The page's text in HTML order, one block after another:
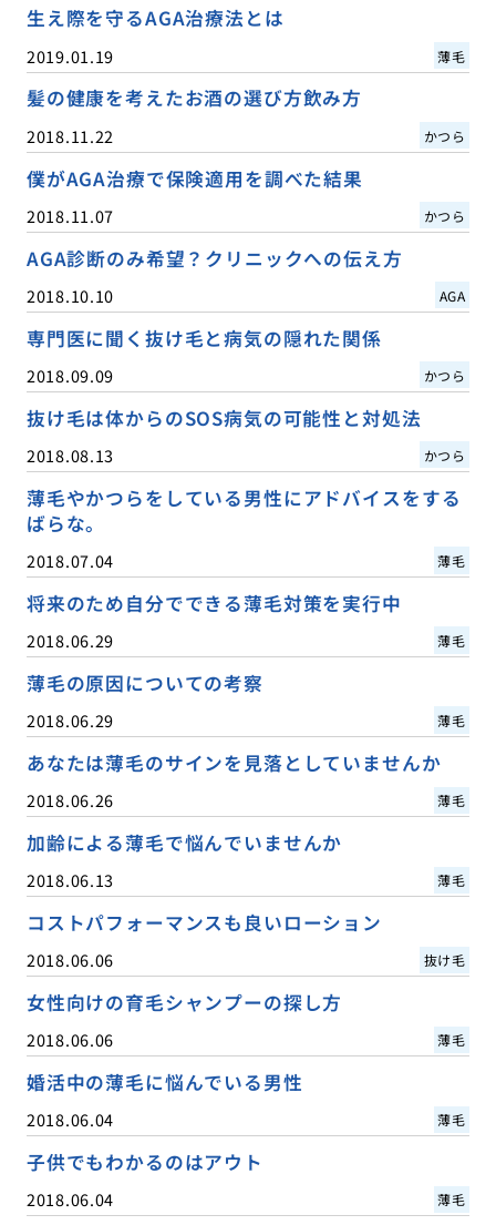
生え際を守るAGA治療法とは
2019.01.19 薄毛
髪の健康を考えたお酒の選び方飲み方
2018.11.22 かつら
僕がAGA治療で保険適用を調べた結果
2018.11.07 かつら
AGA診断のみ希望？クリニックへの伝え方
2018.10.10 AGA
専門医に聞く抜け毛と病気の隠れた関係
2018.09.09 かつら
抜け毛は体からのSOS病気の可能性と対処法
2018.08.13 かつら
薄毛やかつらをしている男性にアドバイスをする
ばらな。
2018.07.04 薄毛
将来のため自分でできる薄毛対策を実行中
2018.06.29 薄毛
薄毛の原因についての考察
2018.06.29 薄毛
あなたは薄毛のサインを見落としていませんか
2018.06.26 薄毛
加齢による薄毛で悩んでいませんか
2018.06.13 薄毛
コストパフォーマンスも良いローション
2018.06.06 抜け毛
女性向けの育毛シャンプーの探し方
2018.06.06 薄毛
婚活中の薄毛に悩んでいる男性
2018.06.04 薄毛
子供でもわかるのはアウト
2018.06.04 薄毛